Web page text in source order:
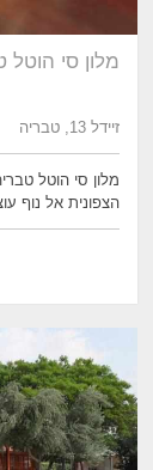
מלון סי הוטל
זיידל 13, טבריה
הצפונית אל נוף